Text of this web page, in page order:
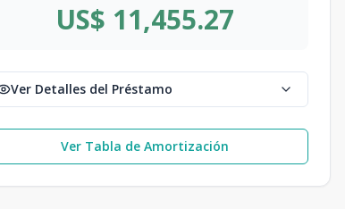
US$ 11,455.27
Ver Detalles del Préstamo
Ver Tabla de Amortización